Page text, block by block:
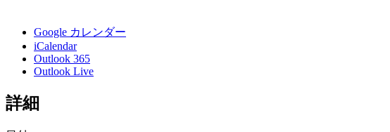
Google カレンダー
iCalendar
Outlook 365
Outlook Live
詳細